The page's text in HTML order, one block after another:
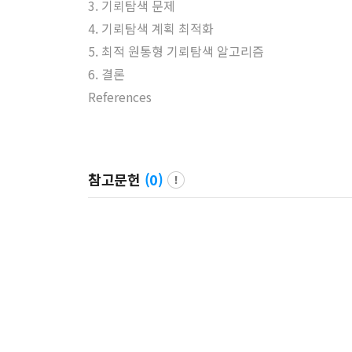
3. 기뢰탐색 문제
4. 기뢰탐색 계획 최적화
5. 최적 원통형 기뢰탐색 알고리즘
6. 결론
References
참고문헌 (0)